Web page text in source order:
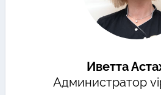
Иветта
Администратор